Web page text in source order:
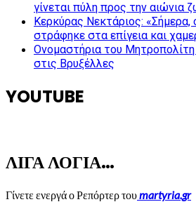
γίνεται πύλη προς την αιώνια
Κερκύρας Νεκτάριος:
στράφηκε στα επίγεια και
Ονομαστήρια του
στις Βρυξέλλες
YOUTUBE
ΛΙΓΑ ΛΟΓΙΑ…
Γίνετε ενεργά ο Ρεπόρτερ τουmartyria.gr